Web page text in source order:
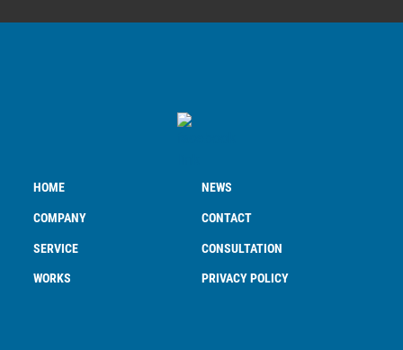
HOME
COMPANY
SERVICE
WORKS
NEWS
CONTACT
CONSULTATION
PRIVACY POLICY